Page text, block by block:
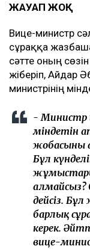
ЖАУАП ЖОҚ
Вице-министр
сұраққа
сәтте оның
жіберіп, Айдар
министрінің
- Министр
міндетін
жобасының
Бұл
алмайсыз?
дейсіз. Бұл
барлық
керек.
вице-